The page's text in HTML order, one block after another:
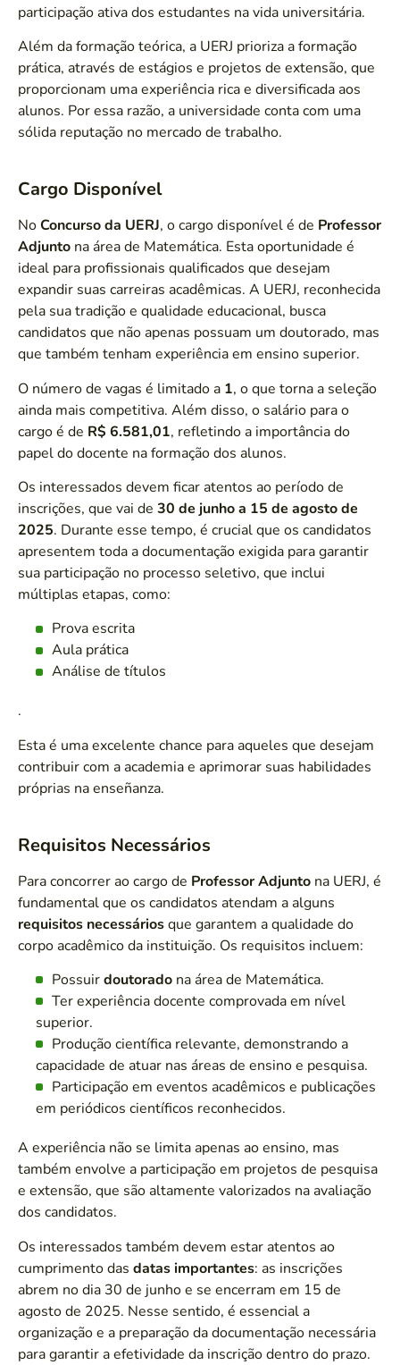
participação ativa dos estudantes na vida universitária.
Além da formação teórica, a UERJ prioriza a formação
prática, através de estágios e projetos de extensão, que
proporcionam uma experiência rica e diversificada aos
alunos. Por essa razão, a universidade conta com uma
sólida reputação no mercado de trabalho.
Cargo Disponível
NoConcurso da UERJ, o cargo disponível é de Professor
Adjunto na área de Matemática. Esta oportunidade é
ideal para profissionais qualificados que desejam
expandir suas carreiras acadêmicas. A UERJ, reconhecida
pela sua tradição e qualidade educacional, busca
candidatos que não apenas possuam um doutorado, mas
que também tenham experiência em ensino superior.
O número de vagas é limitado a 1, o que torna a seleção
ainda mais competitiva. Além disso, o salário para o
cargo é de R$ 6.581,01, refletindo a importância do
papel do docente na formação dos alunos.
Os interessados devem ficar atentos ao período de
inscrições, que vai de 30 de junho a 15 de agosto de
2025. Durante esse tempo, é crucial que os candidatos
apresentem toda a documentação exigida para garantir
sua participação no processo seletivo, que inclui
múltiplas etapas, como:
Prova escrita
Aula prática
Análise de títulos
.
Esta é uma excelente chance para aqueles que desejam
contribuir com a academia e aprimorar suas habilidades
próprias na enseñanza.
Requisitos Necessários
Para concorrer ao cargo de Professor Adjunto na UERJ, é
fundamental que os candidatos atendam a alguns
requisitos necessáriosque garantem a qualidade do
corpo acadêmico da instituição. Os requisitos incluem:
Possuirdoutorado na área de Matemática.
Ter experiência docente comprovada em nível
superior.
Produção científica relevante, demonstrando a
capacidade de atuar nas áreas de ensino e pesquisa.
Participação em eventos acadêmicos e publicações
em periódicos científicos reconhecidos.
A experiência não se limita apenas ao ensino, mas
também envolve a participação em projetos de pesquisa
e extensão, que são altamente valorizados na avaliação
dos candidatos.
Os interessados também devem estar atentos ao
cumprimento das datas importantes: as inscrições
abrem no dia 30 de junho e se encerram em 15 de
agosto de 2025. Nesse sentido, é essencial a
organização e a preparação da documentação necessária
para garantir a efetividade da inscrição dentro do prazo.